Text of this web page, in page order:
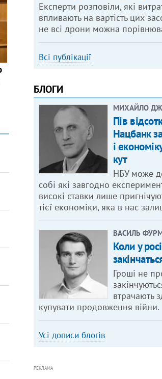
Експерти розповіли, які
впливають на вартість цих
не всі дрони можна
Всі публікації
БЛОГИ
МИХАЙЛО
Пів
Нацбанк
і
кут
НБУ може
собі які завгодно
високі ставки лише
тієї економіки, яка в нас
ВАСИЛЬ
Коли у
Гроші не
втрачають
купувати продовження війни.
Усі дописи блогів
РЕКЛАМА